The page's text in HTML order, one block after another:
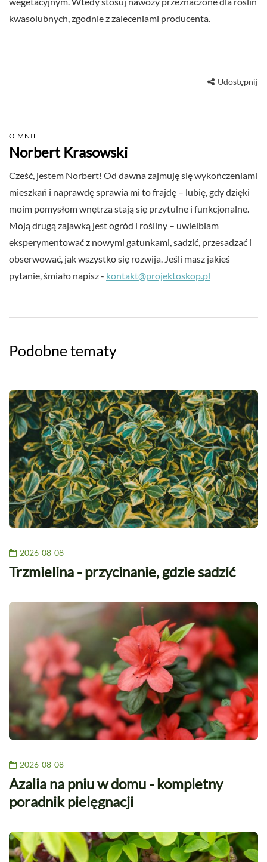
kwasolubnych, zgodnie z zaleceniami producenta.
Udostępnij
O MNIE
Norbert Krasowski
Cześć, jestem Norbert! Od dawna zajmuję się wykończeniami
mieszkań i naprawdę sprawia mi to frajdę – lubię, gdy dzięki
moim pomysłom wnętrza stają się przytulne i funkcjonalne.
Moją drugą zajawką jest ogród i rośliny – uwielbiam
eksperymentować z nowymi gatunkami, sadzić, przesadzać i
obserwować, jak wszystko się rozwija. Jeśli masz jakieś
pytanie, śmiało napisz - kontakt@projektoskop.pl
Podobne tematy
2026-08-08
Trzmielina - przycinanie, gdzie sadzić
2026-08-08
Azalia na pniu w domu - kompletny
poradnik pielęgnacji